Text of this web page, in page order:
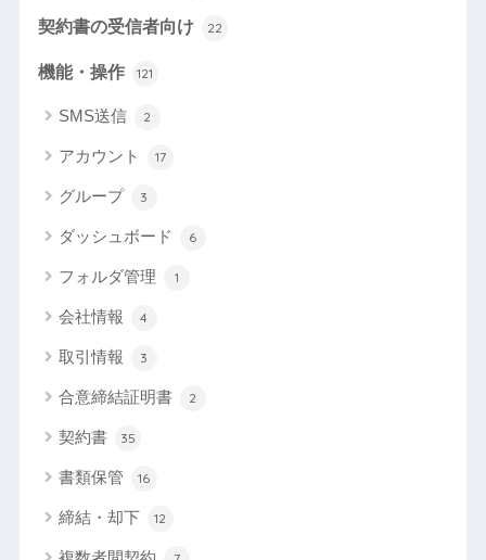
契約書の受信者向け 22
機能・操作 121
SMS送信 2
アカウント 17
グループ 3
ダッシュボード 6
フォルダ管理 1
会社情報 4
取引情報 3
合意締結証明書 2
契約書 35
書類保管 16
締結・却下 12